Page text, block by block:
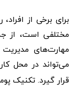
برای برخی از
مختلفی است، از
مهارت‌های
می‌تواند در محل
قرار گیرد. تکنیک